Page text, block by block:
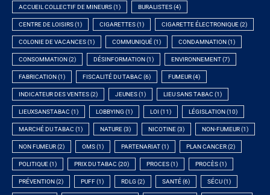
ACCUEIL COLLECTIF DE MINEURS(1) BURALISTES(4)
CENTRE DE LOISIRS(1) CIGARETTES(1) CIGARETTE ÉLECTRONIQUE(2)
COLONIE DE VACANCES(1) COMMUNIQUÉ(1) CONDAMNATION (1)
CONSOMMATION (2) DÉSINFORMATION (1) ENVIRONNEMENT(7)
FABRICATION (1) FISCALITÉ DU TABAC (6) FUMEUR(4)
INDICATEUR DES VENTES(2) JEUNES(1) LIEU SANS TABAC (1)
LIEUXSANSTABAC (1) LOBBYING (1) LOI (11) LÉGISLATION (10)
MARCHÉ DU TABAC (1) NATURE(3) NICOTINE(3) NON-FUMEUR(1)
NON FUMEUR(2) OMS(1) PARTENARIAT(1) PLAN CANCER(2)
POLITIQUE(1) PRIX DU TABAC (20) PROCES(1) PROCÈS(1)
PRÉVENTION (2) PUFF(1) RDLG (2) SANTÉ(6) SÉCU(1)